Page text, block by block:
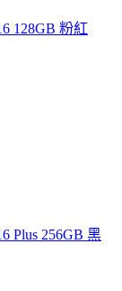
128GB 粉紅
Plus 256GB 黑